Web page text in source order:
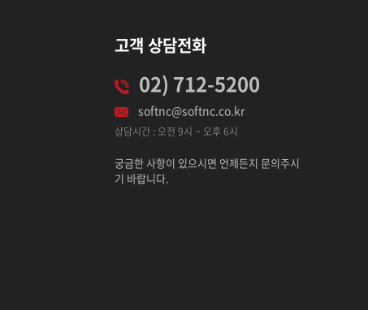
고객 상담전화
02) 712-5200
softnc@softnc.co.kr
상담시간 : 오전 9시 ~ 오후 6시
궁금한 사항이 있으시면 언제든지 문의주시
기 바랍니다.